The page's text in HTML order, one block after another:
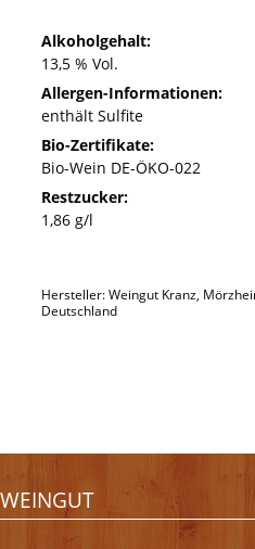
Alkoholgehalt:
13,5 % Vol.
Allergen-Informationen:
enthält Sulfite
Bio-Zertifikate:
Bio-Wein DE-ÖKO-022
Restzucker:
1,86 g/l
Hersteller: Weingut Kranz,
Deutschland
WEINGUT